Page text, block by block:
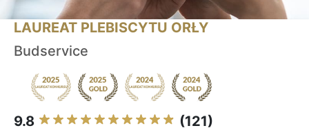
LAUREAT PLEBISCYTU ORŁY
Budservice
9.8 (121)